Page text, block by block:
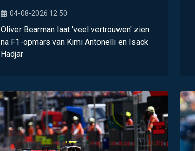
04-08-2026 12:50
Oliver Bearman laat 'veel vertrouwen' zien
na F1-opmars van Kimi Antonelli en Isack
Hadjar